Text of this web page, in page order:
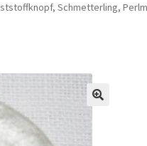
Schmetterling,